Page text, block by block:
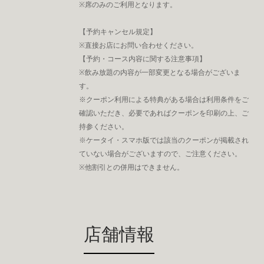
※席のみのご利用となります。
【予約キャンセル規定】
※直接お店にお問い合わせください。
【予約・コース内容に関する注意事項】
※飲み放題の内容が一部変更となる場合がございま
す。
※クーポン利用による特典がある場合は利用条件をご
確認いただき、必要であればクーポンを印刷の上、ご
持参ください。
※ケータイ・スマホ版では該当のクーポンが掲載され
ていない場合がございますので、ご注意ください。
※他割引との併用はできません。
店舗情報